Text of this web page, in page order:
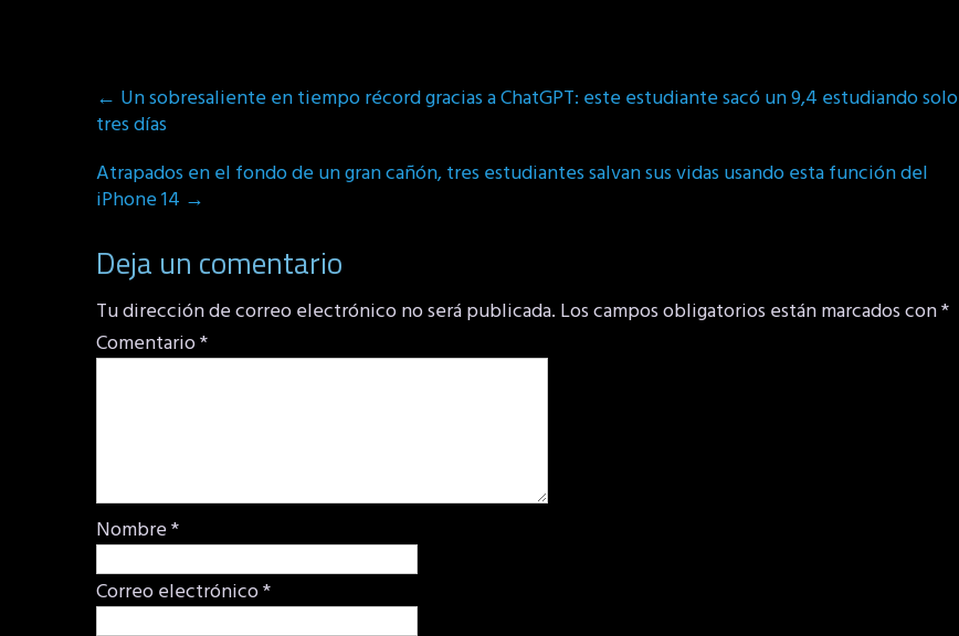
Post
navigation
← Un sobresaliente en tiempo récord gracias a ChatGPT: este estudiante sacó un 9,4 estudiando solo
tres días
Atrapados en el fondo de un gran cañón, tres estudiantes salvan sus vidas usando esta función del
iPhone 14 →
Deja un comentario
Tu dirección de correo electrónico no será publicada. Los campos obligatorios están marcados con*
Comentario*
Nombre*
Correo electrónico*